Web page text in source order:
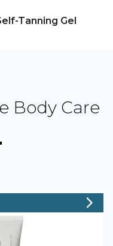
Tanning Gel
Body Care